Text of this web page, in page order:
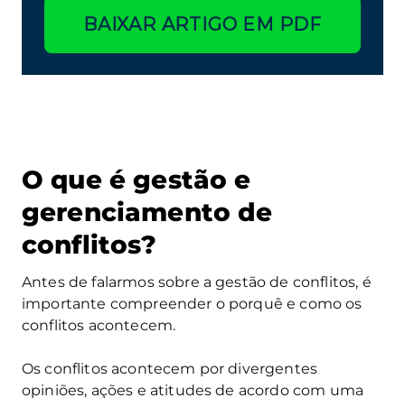
BAIXAR ARTIGO EM PDF
O que é gestão e
gerenciamento de
conflitos?
Antes de falarmos sobre a gestão de conflitos, é
importante compreender o porquê e como os
conflitos acontecem.
Os conflitos acontecem por divergentes
opiniões, ações e atitudes de acordo com uma